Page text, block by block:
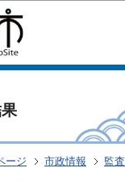
ページの本文へ移動
ージ 市政情報
監査